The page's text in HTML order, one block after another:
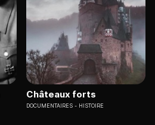
Châteaux forts
DOCUMENTAIRES HISTOIRE